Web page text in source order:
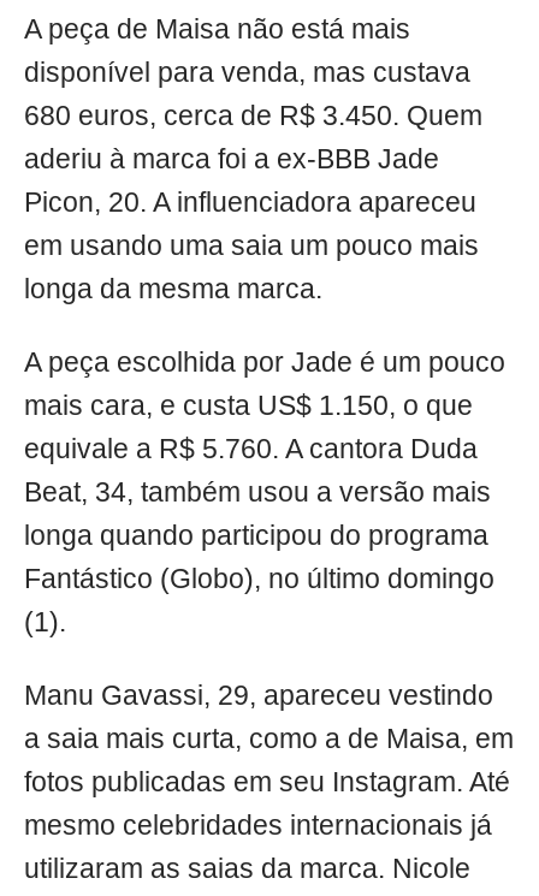
A peça de Maisa não está mais
disponível para venda, mas custava
680 euros, cerca de R$ 3.450. Quem
aderiu à marca foi a ex-BBB Jade
Picon, 20. A influenciadora apareceu
em usando uma saia um pouco mais
longa da mesma marca.
A peça escolhida por Jade é um pouco
mais cara, e custa US$ 1.150, o que
equivale a R$ 5.760. A cantora Duda
Beat, 34, também usou a versão mais
longa quando participou do programa
Fantástico (Globo), no último domingo
(1).
Manu Gavassi, 29, apareceu vestindo
a saia mais curta, como a de Maisa, em
fotos publicadas em seu Instagram. Até
mesmo celebridades internacionais já
utilizaram as saias da marca. Nicole